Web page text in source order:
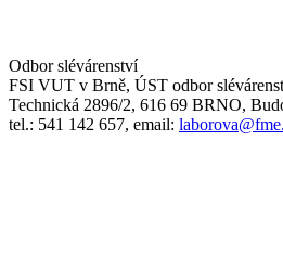
Odbor slévárenství
FSI VUT v Brně, ÚST odbor
Technická 2896/2, 616 69 BRNO,
tel.: 541 142 657, email: